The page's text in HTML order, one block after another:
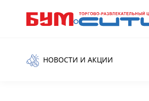
НОВОСТИ И АКЦИИ